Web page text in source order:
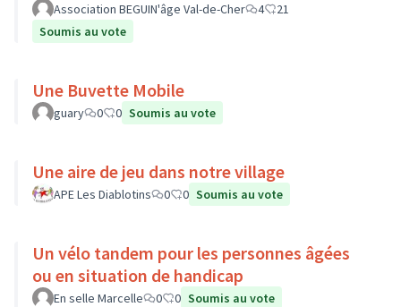
Association BEGUIN'âge Val-de-Cher 4
21
Soumis au vote
Une Buvette Mobile
guary 0 0 Soumis au vote
Une aire de jeu dans notre village
APE Les Diablotins 0 0 Soumis au vote
Un vélo tandem pour les personnes âgées
ou en situation de handicap
En selle Marcelle 0 0 Soumis au vote